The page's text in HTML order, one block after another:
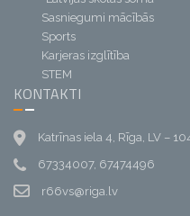
Sasniegumi mācībās
Sports
Karjeras izglītība
STEM
KONTAKTI
Katrīnas iela 4, Rīga, LV –
67334007, 67474496
r66vs@riga.lv